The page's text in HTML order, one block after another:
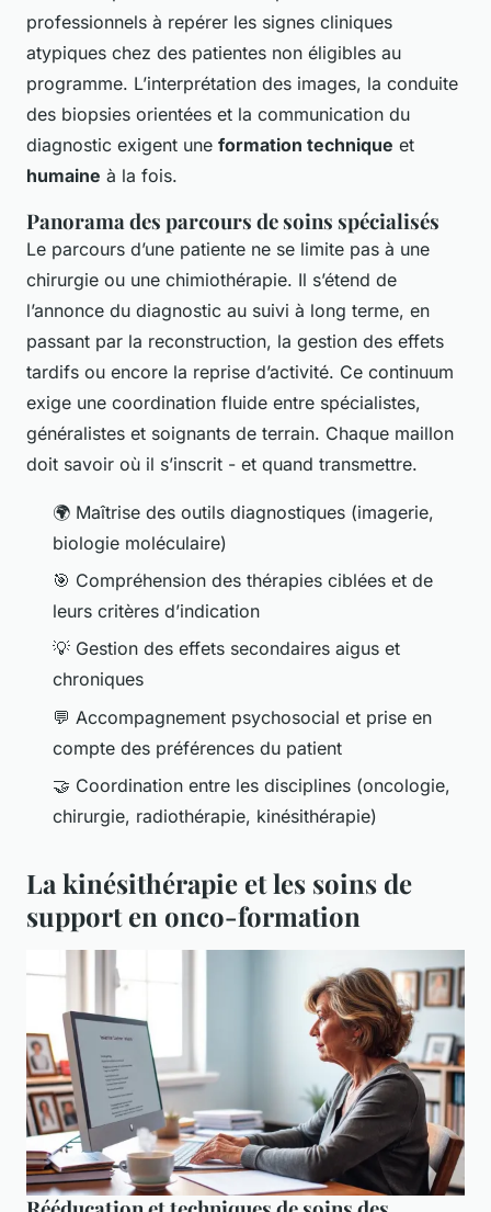
professionnels à repérer les signes cliniques
atypiques chez des patientes non éligibles au
programme. L’interprétation des images, la conduite
des biopsies orientées et la communication du
diagnostic exigent une formation technique et
humaine à la fois.
Panorama des parcours de soins spécialisés
Le parcours d’une patiente ne se limite pas à une
chirurgie ou une chimiothérapie. Il s’étend de
l’annonce du diagnostic au suivi à long terme, en
passant par la reconstruction, la gestion des effets
tardifs ou encore la reprise d’activité. Ce continuum
exige une coordination fluide entre spécialistes,
généralistes et soignants de terrain. Chaque maillon
doit savoir où il s’inscrit - et quand transmettre.
🌍 Maîtrise des outils diagnostiques (imagerie,
biologie moléculaire)
🎯 Compréhension des thérapies ciblées et de
leurs critères d’indication
💡 Gestion des effets secondaires aigus et
chroniques
💬 Accompagnement psychosocial et prise en
compte des préférences du patient
🤝 Coordination entre les disciplines (oncologie,
chirurgie, radiothérapie, kinésithérapie)
La kinésithérapie et les soins de
support en onco-formation